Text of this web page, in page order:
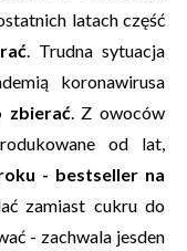
latach część
. Trudna sytuacja
koronawirusa
zbierać. Z owoców
od lat,
- bestseller na
zamiast cukru do
- zachwala jesden